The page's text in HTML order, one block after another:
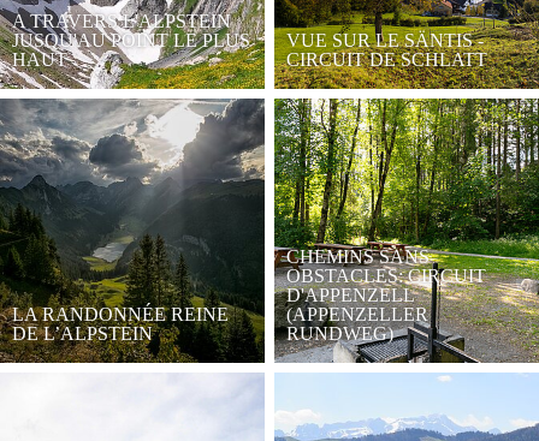
A TRAVERS L'ALPSTEIN
JUSQU'AU POINT LE PLUS
HAUT
VUE SUR LE SÄNTIS -
CIRCUIT DE SCHLATT
LA RANDONNÉE REINE
DE L’ALPSTEIN
CHEMINS SANS
OBSTACLES: CIRCUIT
D'APPENZELL
(APPENZELLER
RUNDWEG)